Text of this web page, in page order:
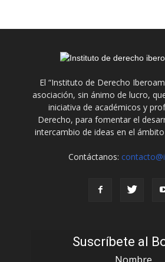
El “Instituto de Derecho
asociación, sin ánimo de lucro,
iniciativa de académicos y
Derecho, para fomentar el
intercambio de ideas en el
Contáctanos:
Suscríbete al